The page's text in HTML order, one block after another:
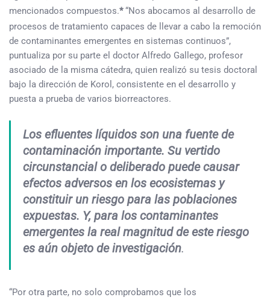
mencionados compuestos.*“Nos abocamos al desarrollo de
procesos de tratamiento capaces de llevar a cabo la remoción
de contaminantes emergentes en sistemas continuos”,
puntualiza por su parte el doctor Alfredo Gallego, profesor
asociado de la misma cátedra, quien realizó su tesis doctoral
bajo la dirección de Korol, consistente en el desarrollo y
puesta a prueba de varios biorreactores.
Los efluentes líquidos son una fuente de
contaminación importante. Su vertido
circunstancial o deliberado puede causar
efectos adversos en los ecosistemas y
constituir un riesgo para las poblaciones
expuestas. Y, para los contaminantes
emergentes la real magnitud de este riesgo
es aún objeto de investigación.
“Por otra parte, no solo comprobamos que los